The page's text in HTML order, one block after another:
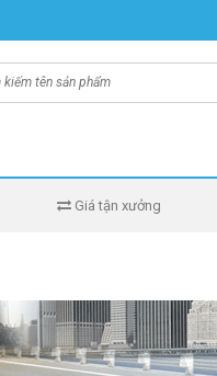
Giá tận xưởng